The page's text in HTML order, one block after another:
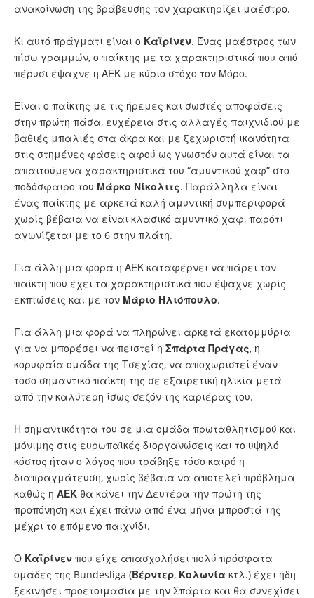
ανακοίνωση της βράβευσης τον χαρακτηρίζει μαέστρο.
Κι αυτό πράγματι είναι ο Καϊρίνεν. Ένας μαέστρος των
πίσω γραμμών, ο παίκτης με τα χαρακτηριστικά που από
πέρυσι έψαχνε η ΑΕΚ με κύριο στόχο τον Μόρο.
Είναι ο παίκτης με τις ήρεμες και σωστές αποφάσεις
στην πρώτη πάσα, ευχέρεια στις αλλαγές παιχνιδιού με
βαθιές μπαλιές στα άκρα και με ξεχωριστή ικανότητα
στις στημένες φάσεις αφού ως γνωστόν αυτά είναι τα
απαιτούμενα χαρακτηριστικά του “αμυντικού χαφ” στο
ποδόσφαιρο του Μάρκο Νίκολιτς. Παράλληλα είναι
ένας παίκτης με αρκετά καλή αμυντική συμπεριφορά
χωρίς βέβαια να είναι κλασικό αμυντικό χαφ, παρότι
αγωνίζεται με το 6 στην πλάτη.
Για άλλη μια φορά η ΑΕΚ καταφέρνει να πάρει τον
παίκτη που έχει τα χαρακτηριστικά που έψαχνε χωρίς
εκπτώσεις και με τον Μάριο Ηλιόπουλο.
Για άλλη μια φορά να πληρώνει αρκετά εκατομμύρια
για να μπορέσει να πειστεί η Σπάρτα Πράγας, η
κορυφαία ομάδα της Τσεχίας, να αποχωριστεί έναν
τόσο σημαντικό παίκτη της σε εξαιρετική ηλικία μετά
από την καλύτερη ίσως σεζόν της καριέρας του.
Η σημαντικότητα του σε μια ομάδα πρωταθλητισμού και
μόνιμης στις ευρωπαϊκές διοργανώσεις και το υψηλό
κόστος ήταν ο λόγος που τράβηξε τόσο καιρό η
διαπραγμάτευση, χωρίς βέβαια να αποτελεί πρόβλημα
καθώς η ΑΕΚ θα κάνει την Δευτέρα την πρώτη της
προπόνηση και έχει πάνω από ένα μήνα μπροστά της
μέχρι το επόμενο παιχνίδι.
Ο Καϊρίνεν που είχε απασχολήσει πολύ πρόσφατα
ομάδες της Bundesliga (Βέρντερ, Κολωνία κτλ.) έχει ήδη
ξεκινήσει προετοιμασία με την Σπάρτα και θα συνεχίσει